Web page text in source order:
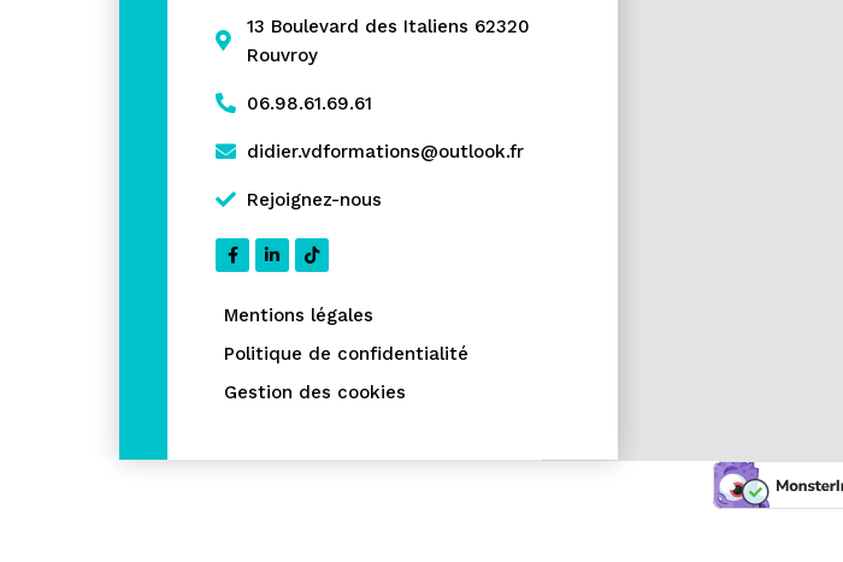
13 Boulevard des Italiens 62320
Rouvroy
06.98.61.69.61
didier.vdformations@outlook.fr
Rejoignez-nous
Mentions légales
Politique de confidentialité
Gestion des cookies